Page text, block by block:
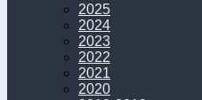
2025
2024
2023
2022
2021
2020